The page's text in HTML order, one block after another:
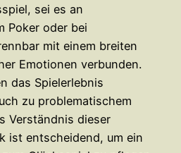
sei es an
Poker oder bei
mit einem breiten
Emotionen verbunden.
das Spielerlebnis
zu problematischem
Verständnis dieser
ist entscheidend, um ein